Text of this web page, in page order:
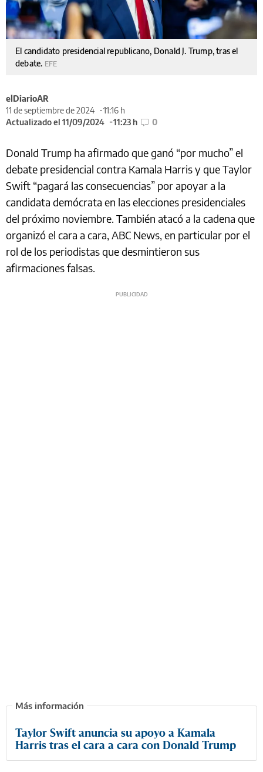
El candidato presidencial republicano, Donald J. Trump, tras el
debate. EFE
elDiarioAR
11 de septiembre de 2024
11:16 h
Actualizado el 11/09/2024
11:23 h 0
Donald Trump ha afirmado que ganó “por mucho” el
debate presidencial contra Kamala Harris y que Taylor
Swift “pagará las consecuencias” por apoyar a la
candidata demócrata en las elecciones presidenciales
del próximo noviembre. También atacó a la cadena que
organizó el cara a cara, ABC News, en particular por el
rol de los periodistas que desmintieron sus
afirmaciones falsas.
Taylor Swift anuncia su apoyo a Kamala
Harris tras el cara a cara con Donald Trump